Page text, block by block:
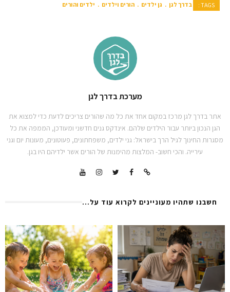
TAGS : בדרך לגן גן ילדים הורים וילדים ילדים והורים
מערכת בדרך לגן
אתר בדרך לגן מרכז במקום אחד את כל מה שהורים צריכים לדעת כדי למצוא את
הגן הנכון ביותר עבור הילדים שלהם. אינדקס גנים חדשני ומעודכן, הממפה את כל
מסגרות החינוך לגיל הרך בישראל: גני ילדים, משפחתונים, פעוטונים, מעונות יום וגני
עירייה. והכי חשוב- המלצות מהימנות של הורים אשר ילדיהם היו בגן.
חשבנו שתהיו מעוניינים לקרוא עוד על...